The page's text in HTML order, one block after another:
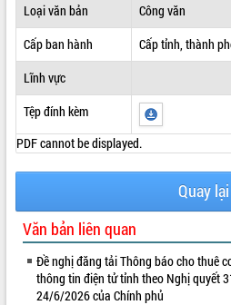
Loại văn bản
Công văn
Cấp ban hành
Cấp tỉnh, thành
Lĩnh vực
Tệp đính kèm
PDF cannot be displayed.
Quay lại
Văn bản liên quan
Đề nghị đăng tải Thông báo cho thuê
thông tin điện tử tỉnh theo Nghị quyết
24/6/2026 của Chính phủ